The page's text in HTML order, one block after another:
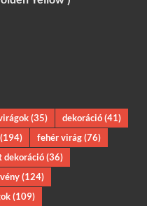
(35) dekoráció(41)
(194) fehér virág(76)
dekoráció(36)
(124)
(109)